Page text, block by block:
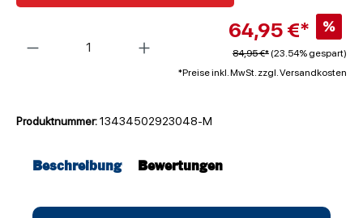
64,95 €* %
84,95 €* (23.54% gespart)
*Preise inkl. MwSt. zzgl. Versandkosten
Produktnummer:13434502923048-M
Beschreibung Bewertungen